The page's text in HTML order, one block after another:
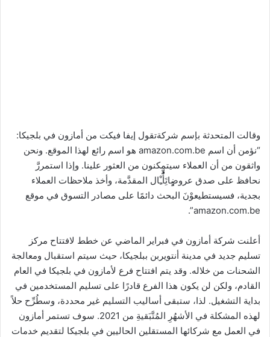
وقالت المتحدثة بإسم شركةتقول إيفا فيكت من أمازون في بلجيكا:
“نؤمن أن اسم amazon.com.be هو اسم رائع لهذا الموقع. ونحن
واثقون من أن العملاء سيتمكنون من العثور علينا. وإذا استمررَّ
نحافظ على صدق عروضٍِِِِِِاتَِأٍََُُُُُّـِْال المقدَّمة، وأخذ ملاحظات العملاء
بجدية، فسيستطيعوْنَ البحث دائمًا على مصادر التسوق في موقع
amazon.com.be”.
أعلنت شركة أمازون في فبراير الماضي عن خطط لافتتاح مركز
تسليم جديد في مدينة أنتويربن ببلجيكا، حيث سيتم استقبال ومعالجة
الشحنات من خلاله. وقد يتم افتتاح فرع لأمازون في بلجيكا في العام
القادم، ولكن لن يكون هذا الفرع قادرًا على تسليم المستخدمين في
بداية التشغيل. لذا، ستبقى أساليب التسليم غير محددة، وسطُرِّح حلاً
لهذه المشكلة في الأشهُرِ المُتَّبَقيةِ من 2021. سوف تستمر أمازون
في العمل مع شركائها المستقلين الحاليين في بلجيكا لتقديم خدمات